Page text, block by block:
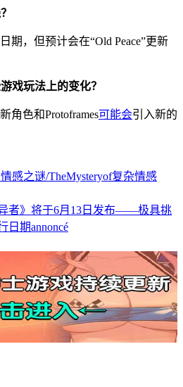
期，但预计会在“Old Peace”更新
戏玩法上的变化？
角色和Protoframes可能会引入新的
感之谜/TheMysteryof复杂情感
者》将于6月13日发布——极具挑
日期annoncé